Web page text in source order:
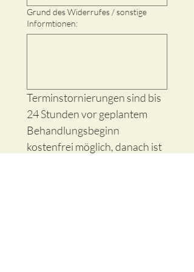
Grund des Widerrufes / sonstige
Informtionen:
Terminstornierungen sind bis
24 Stunden vor geplantem
Behandlungsbeginn
kostenfrei möglich, danach ist